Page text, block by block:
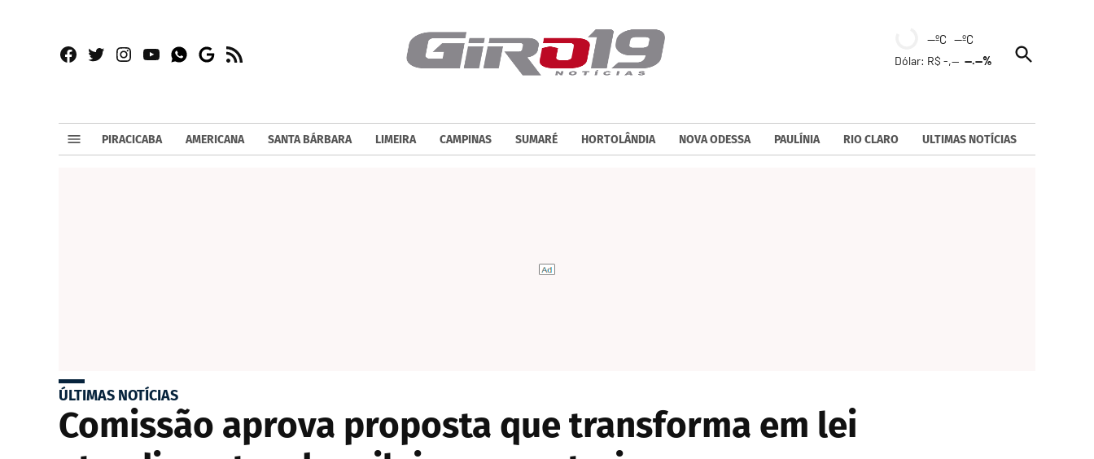
Facebook
TwitterInstagram
YouTubeWhatsapp
Google
RSS
--ºC --ºC
Dólar: R$ -,----.--%
Open
Search
PIRACICABA AMERICANA SANTA BÁRBARA LIMEIRA CAMPINAS SUMARÉ HORTOLÂNDIA NOVA ODESSA PAULÍNIA RIO CLARO ULTIMAS NOTÍCIAS
ÚLTIMAS NOTÍCIAS
Comissão aprova proposta que transforma em lei